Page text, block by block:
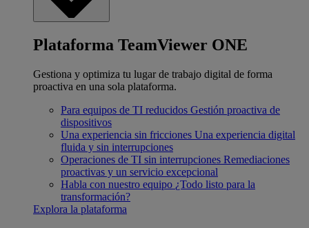
Plataforma TeamViewer ONE
Gestiona y optimiza tu lugar de trabajo digital de forma
proactiva en una sola plataforma.
Para equipos de TI reducidos Gestión proactiva de
dispositivos
Una experiencia sin fricciones Una experiencia digital
fluida y sin interrupciones
Operaciones de TI sin interrupciones Remediaciones
proactivas y un servicio excepcional
Habla con nuestro equipo ¿Todo listo para la
transformación?
Explora la plataforma